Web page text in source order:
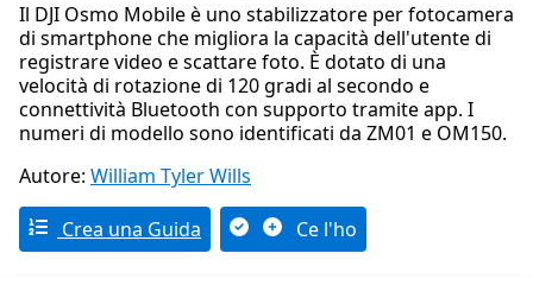
Il DJI Osmo Mobile è uno stabilizzatore per fotocamera
di smartphone che migliora la capacità dell'utente di
registrare video e scattare foto. È dotato di una
velocità di rotazione di 120 gradi al secondo e
connettività Bluetooth con supporto tramite app. I
numeri di modello sono identificati da ZM01 e OM150.
Autore: William Tyler Wills
Crea una Guida Ce l'ho